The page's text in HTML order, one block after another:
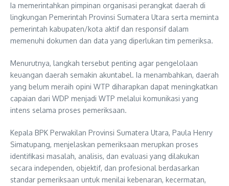
Ia memerintahkan pimpinan organisasi perangkat daerah di
lingkungan Pemerintah Provinsi Sumatera Utara serta meminta
pemerintah kabupaten/kota aktif dan responsif dalam
memenuhi dokumen dan data yang diperlukan tim pemeriksa.
Menurutnya, langkah tersebut penting agar pengelolaan
keuangan daerah semakin akuntabel. Ia menambahkan, daerah
yang belum meraih opini WTP diharapkan dapat meningkatkan
capaian dari WDP menjadi WTP melalui komunikasi yang
intens selama proses pemeriksaan.
Kepala BPK Perwakilan Provinsi Sumatera Utara, Paula Henry
Simatupang, menjelaskan pemeriksaan merupkan proses
identifikasi masalah, analisis, dan evaluasi yang dilakukan
secara independen, objektif, dan profesional berdasarkan
standar pemeriksaan untuk menilai kebenaran, kecermatan,